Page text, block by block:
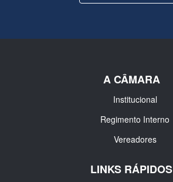
A CÂMARA
Institucional
Regimento Interno
Vereadores
LINKS RÁPIDOS